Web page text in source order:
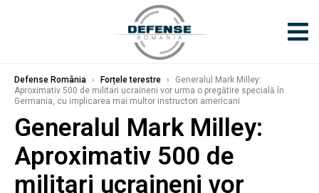
Defense România › Forțele terestre ›
Generalul Mark Milley:
Aproximativ 500 de militari ucraineni vor urma o pregătire specială în
Germania, cu implicarea mai multor instructori americani
Generalul Mark Milley:
Aproximativ 500 de
militari ucraineni vor